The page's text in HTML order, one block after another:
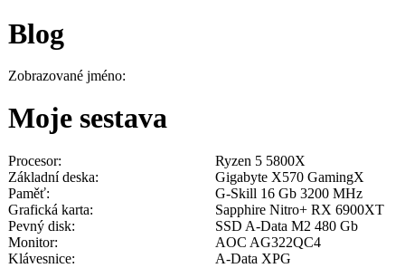
Blog
Zobrazované jméno:
Moje sestava
Procesor:
Ryzen 5 5800X
Základní deska:
Gigabyte X570 GamingX
Paměť:
G-Skill 16 Gb 3200 MHz
Grafická karta:
Sapphire Nitro+ RX 6900XT
Pevný disk:
SSD A-Data M2 480 Gb
Monitor:
AOC AG322QC4
Klávesnice:
A-Data XPG